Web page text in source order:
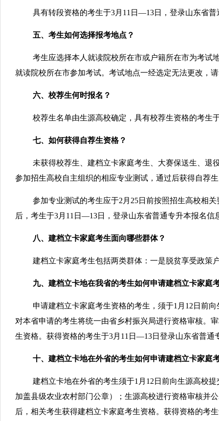
具有转段资格的考生于3月11日—13日，登录山东省普
五、考生如何选择报考地点？
考生应选择本人就读院校所在市或户籍所在市为考试
就读院校所在市参加考试。考试地点一经选定无法更改，
六、校荐生何时报名？
校荐生名单由生源高校确定，具有校荐生资格的考生
七、如何获得自荐生资格？
未获得校荐生、建档立卡家庭考生、大赛保送生、退
参加招生高校自主组织的相应专业测试，通过后获得自荐
参加专业测试的考生应于2月25日前按照招生高校相
后，考生于3月11日—13日，登录山东省普通专升本报名信
八、建档立卡家庭考生面向哪些群体？
建档立卡家庭考生包括两类群体：一是脱贫享受政策
九、建档立卡地在我省的考生如何申请建档立卡家庭
申请建档立卡家庭考生资格的考生，须于1月12日前
对本省申请的考生将统一由省乡村振兴局进行资格审核。
生资格。获得资格的考生于3月11日—13日登录山东省普通
十、建档立卡地在外省的考生如何申请建档立卡家庭
建档立卡地在外省的考生须于1月12日前向生源高校
加盖县级农业农村部门公章）；生源高校进行资格审核并
后，相关考生获得建档立卡家庭考生资格。获得资格的考